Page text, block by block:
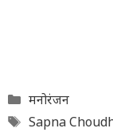
Categories
मनोरंजन
Tags
Sapna